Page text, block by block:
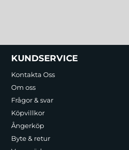
Sidfot Blandad
KUNDSERVICE
Kontakta Oss
Om oss
Frågor & svar
Köpvillkor
Ångerköp
Byte & retur